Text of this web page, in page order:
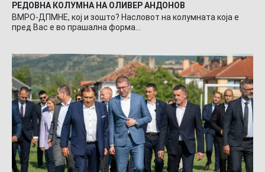
РЕДОВНА КОЛУМНА НА ОЛИВЕР АНДОНОВ
ВМРО-ДПМНЕ, кој и зошто? Насловот на колумната која е
пред Вас е во прашална форма…